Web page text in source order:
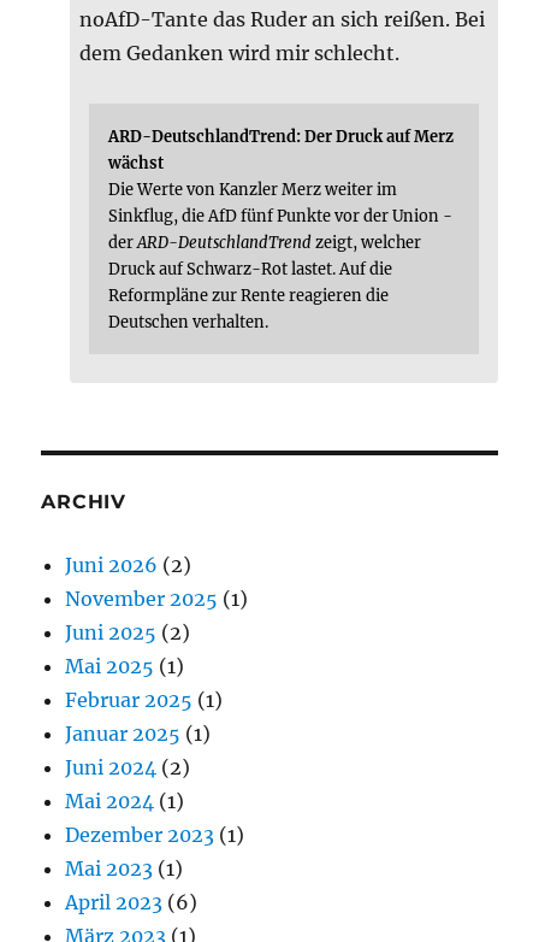
noAfD-Tante das Ruder an sich reißen. Bei
dem Gedanken wird mir schlecht.
ARD-DeutschlandTrend: Der Druck auf Merz
wächst
Die Werte von Kanzler Merz weiter im
Sinkflug, die AfD fünf Punkte vor der Union -
derARD-DeutschlandTrendzeigt, welcher
Druck auf Schwarz-Rot lastet. Auf die
Reformpläne zur Rente reagieren die
Deutschen verhalten.
ARCHIV
Juni 2026 (2)
November 2025 (1)
Juni 2025 (2)
Mai 2025 (1)
Februar 2025 (1)
Januar 2025 (1)
Juni 2024 (2)
Mai 2024 (1)
Dezember 2023 (1)
Mai 2023 (1)
April 2023 (6)
März 2023 (1)